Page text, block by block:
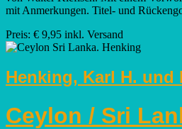
mit Anmerkungen. Titel- und
Preis: € 9,95 inkl. Versand
Henking, Karl H. und
Ceylon / Sri